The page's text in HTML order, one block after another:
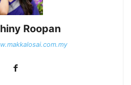
Roopan